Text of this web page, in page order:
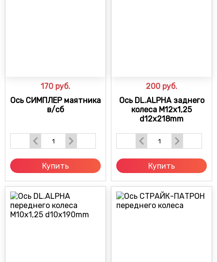
170 руб.
Ось СИМПЛЕР маятника
в/сб
Купить
200 руб.
Ось DL.ALPHA заднего
колеса M12x1,25
d12x218mm
Купить